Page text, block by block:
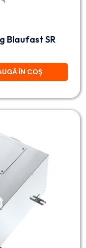
Blaufast SR
ÎN COȘ